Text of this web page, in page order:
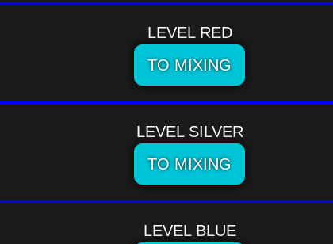
LEVEL RED
TO MIXING
LEVEL SILVER
TO MIXING
LEVEL BLUE